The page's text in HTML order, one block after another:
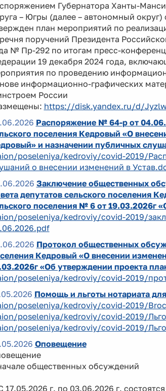
Губернатора Ханты-
– Югры (далее – автономный
план мероприятий по
поручений Президента
№ Пр-292 по итогам пресс-
19 декабря 2024 года,
по проведению
информационно-графических
России
https://disk.yandex.ru/d/
Распоряжение № 64-р от
поселения Кедровый «О
и назначении публичных
poseleniya/kedroviy/covid-2019/
о внесении изменений в
Заключение общественных
депутатов сельского поселения
поселения № 6 от 19.03.2026г
poseleniya/kedroviy/covid-2019/
Протокол общественных
Кедровый «О внесении
«Об утверждении проекта
poseleniya/kedroviy/covid-2019/
Помощь и льготы нотариата
poseleniya/kedroviy/covid-2019/
poseleniya/kedroviy/covid-2019/
poseleniya/kedroviy/covid-2019/
Оповещение
общественных обсуждений
17.05.2026 г. по 03.06.2026 г.